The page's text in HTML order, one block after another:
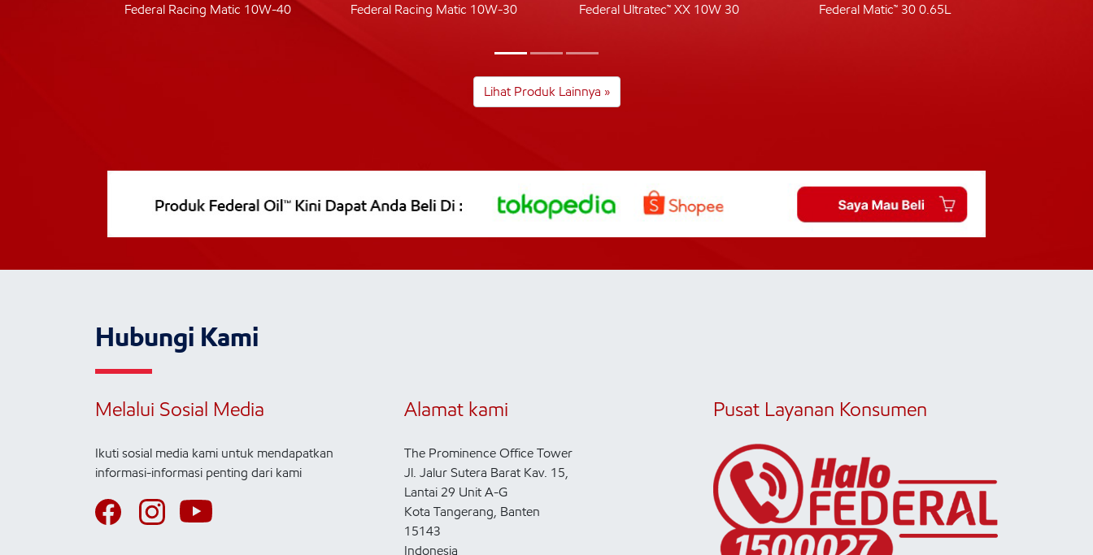
Federal Racing Matic 10W-40 Federal Racing Matic 10W-30 Federal Ultratec™ XX 10W 30 Federal Matic™ 30 0.65L
Lihat Produk Lainnya »
Hubungi Kami
Melalui Sosial Media
Ikuti sosial media kami untuk mendapatkan
informasi-informasi penting dari kami
Alamat kami
The Prominence Office Tower
Jl. Jalur Sutera Barat Kav. 15,
Lantai 29 Unit A-G
Kota Tangerang, Banten
15143
Indonesia
Pusat Layanan Konsumen